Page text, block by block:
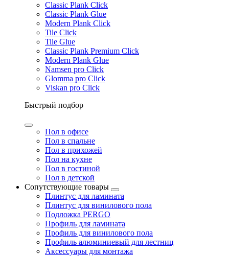
Classic Plank Click
Classic Plank Glue
Modern Plank Click
Tile Click
Tile Glue
Classic Plank Premium Click
Modern Plank Glue
Namsen pro Click
Glomma pro Click
Viskan pro Click
Быстрый подбор
Пол в офисе
Пол в спальне
Пол в прихожей
Пол на кухне
Пол в гостиной
Пол в детской
Сопутствующие товары
Плинтус для ламината
Плинтус для винилового пола
Подложка PERGO
Профиль для ламината
Профиль для винилового пола
Профиль алюминиевый для лестниц
Аксессуары для монтажа